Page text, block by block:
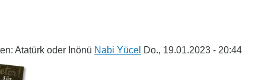
Atatürk oder Inönü Nabi Yücel Do., 19.01.2023 - 20:44